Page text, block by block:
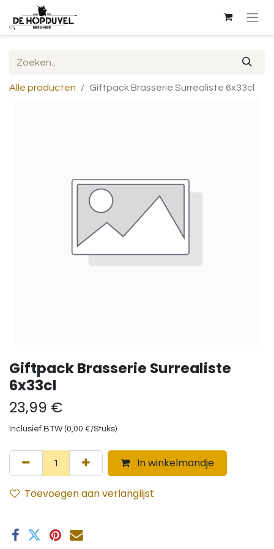
Alle producten Giftpack Brasserie Surrealiste 6x33cl
Giftpack Brasserie Surrealiste
6x33cl
23,99 €
Inclusief BTW (0,00 €/Stuks)
In winkelmandje
Toevoegen aan verlanglijst